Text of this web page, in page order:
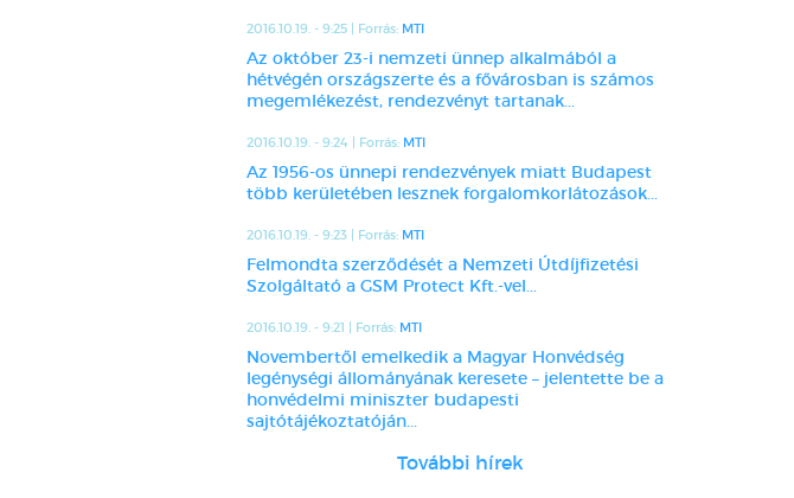
2016.10.19. - 9:25 | Forrás: MTI
Az október 23-i nemzeti ünnep alkalmából a
hétvégén országszerte és a fővárosban is számos
megemlékezést, rendezvényt tartanak...
2016.10.19. - 9:24 | Forrás: MTI
Az 1956-os ünnepi rendezvények miatt Budapest
több kerületében lesznek forgalomkorlátozások...
2016.10.19. - 9:23 | Forrás: MTI
Felmondta szerződését a Nemzeti Útdíjfizetési
Szolgáltató a GSM Protect Kft.-vel...
2016.10.19. - 9:21 | Forrás: MTI
Novembertől emelkedik a Magyar Honvédség
legénységi állományának keresete – jelentette be a
honvédelmi miniszter budapesti
sajtótájékoztatóján...
További hírek